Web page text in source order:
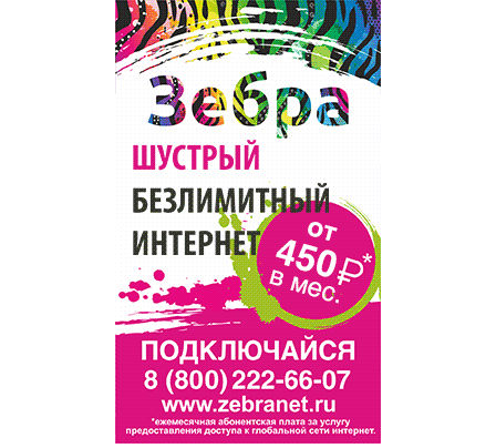
Рестораны, кафе, бары
Развлечения и отдых
Спорт Фитнес
Недвижимость
Торговля
Бизнес и финансы
Юристы, Экспертиза, Страхование
Ремонт
Социальные организации
Это интересно
Популярное →